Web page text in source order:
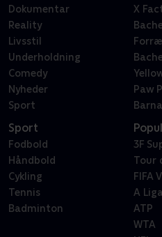
Dokumentar
Reality
Livsstil
Underholdning
Comedy
Nyheder
Sport
X
Paw
Sport
Fodbold
Håndbold
Cykling
Tennis
Badminton
3F
Tour
FIFA
A Liga
ATP
WTA